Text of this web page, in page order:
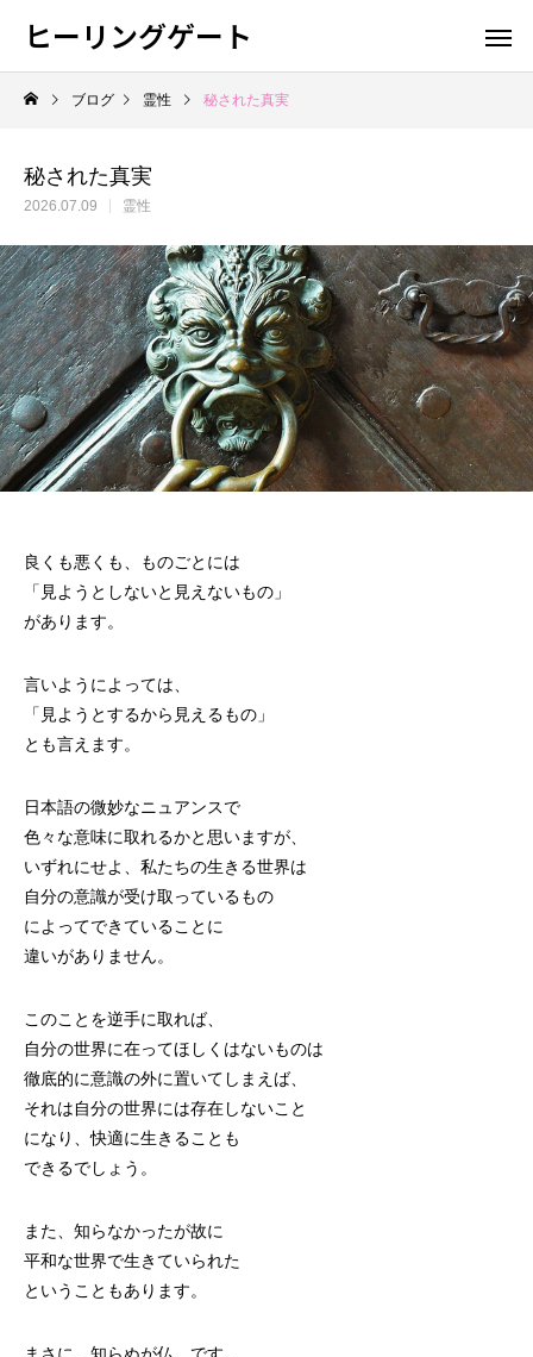
ヒーリングゲート
ブログ 霊性 秘された真実
秘された真実
2026.07.09 霊性
良くも悪くも、ものごとには
「見ようとしないと見えないもの」
があります。
言いようによっては、
「見ようとするから見えるもの」
とも言えます。
日本語の微妙なニュアンスで
色々な意味に取れるかと思いますが、
いずれにせよ、私たちの生きる世界は
自分の意識が受け取っているもの
によってできていることに
違いがありません。
このことを逆手に取れば、
自分の世界に在ってほしくはないものは
徹底的に意識の外に置いてしまえば、
それは自分の世界には存在しないこと
になり、快適に生きることも
できるでしょう。
また、知らなかったが故に
平和な世界で生きていられた
ということもあります。